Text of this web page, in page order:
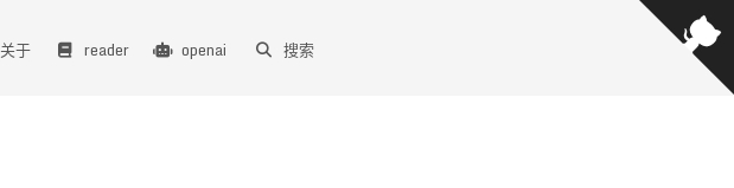
关于 reader openai 搜索